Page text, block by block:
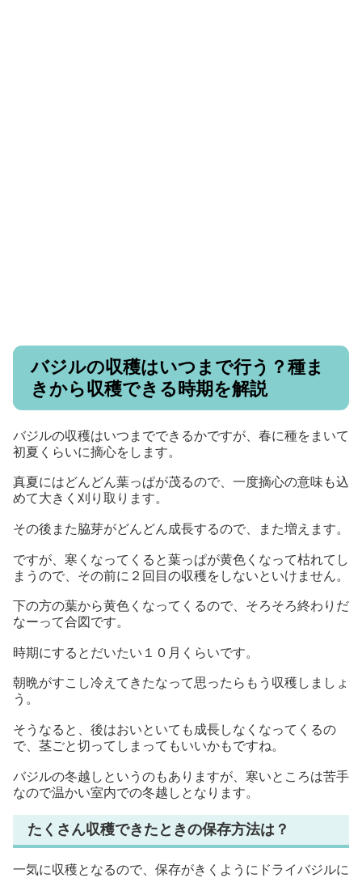
バジルの収穫はいつまで行う？種ま
きから収穫できる時期を解説
バジルの収穫はいつまでできるかですが、春に種をまいて
初夏くらいに摘心をします。
真夏にはどんどん葉っぱが茂るので、一度摘心の意味も込
めて大きく刈り取ります。
その後また脇芽がどんどん成長するので、また増えます。
ですが、寒くなってくると葉っぱが黄色くなって枯れてし
まうので、その前に２回目の収穫をしないといけません。
下の方の葉から黄色くなってくるので、そろそろ終わりだ
なーって合図です。
時期にするとだいたい１０月くらいです。
朝晩がすこし冷えてきたなって思ったらもう収穫しましょ
う。
そうなると、後はおいといても成長しなくなってくるの
で、茎ごと切ってしまってもいいかもですね。
バジルの冬越しというのもありますが、寒いところは苦手
なので温かい室内での冬越しとなります。
たくさん収穫できたときの保存方法は？
一気に収穫となるので、保存がきくようにドライバジルに